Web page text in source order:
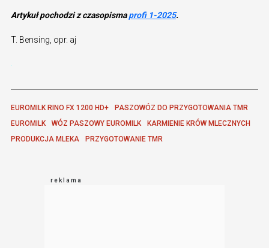
Artykuł pochodzi z czasopismaprofi 1-2025.
T. Bensing, opr. aj
EUROMILK RINO FX 1200 HD+
PASZOWÓZ DO PRZYGOTOWANIA TMR
EUROMILK
WÓZ PASZOWY EUROMILK
KARMIENIE KRÓW MLECZNYCH
PRODUKCJA MLEKA
PRZYGOTOWANIE TMR